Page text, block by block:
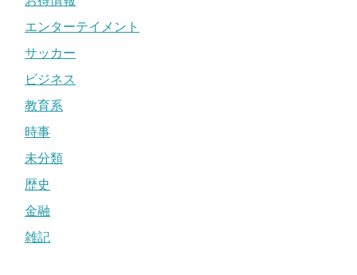
エンターテイメント
サッカー
ビジネス
教育系
時事
未分類
歴史
金融
雑記